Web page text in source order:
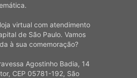
virtual com atendimento
de São Paulo. Vamos
à sua comemoração?
Agostinho Badia, 14
CEP 05781-192, São